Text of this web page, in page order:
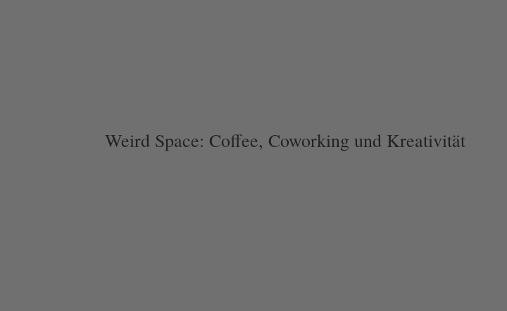
Weird Space: Coffee, Coworking und Kreativität